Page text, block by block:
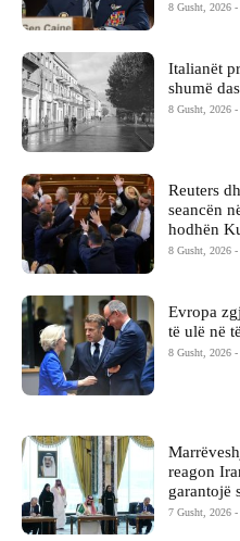
8 Gusht, 2026
Italianët
shumë
8 Gusht, 2026
Reuters
seancën
hodhën
8 Gusht, 2026
Evropa
të ulë në të
8 Gusht, 2026
reagon
garantojë
7 Gusht, 2026